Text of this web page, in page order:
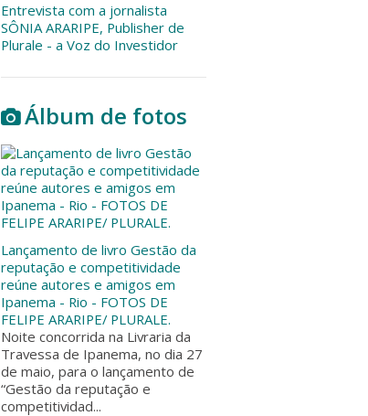
Entrevista com a jornalista
SÔNIA ARARIPE, Publisher de
Plurale - a Voz do Investidor
Álbum de fotos
Lançamento de livro Gestão da
reputação e competitividade
reúne autores e amigos em
Ipanema - Rio - FOTOS DE
FELIPE ARARIPE/ PLURALE.
Noite concorrida na Livraria da
Travessa de Ipanema, no dia 27
de maio, para o lançamento de
“Gestão da reputação e
competitividad...